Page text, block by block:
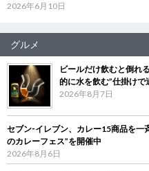
2026年6月10日
グルメ
ビールだけ飲むと倒れ
的に水を飲む”仕掛けで
2026年8月7日
セブン‐イレブン、カレー15商品を
のカレーフェス”を開催中
2026年8月6日